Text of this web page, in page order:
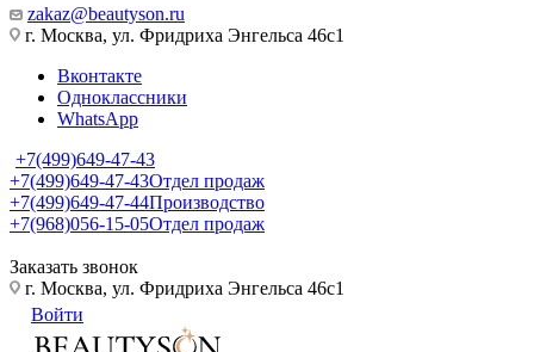
zakaz@beautyson.ru
г. Москва, ул. Фридриха Энгельса 46с1
Вконтакте
Одноклассники
WhatsApp
+7(499)649-47-43
+7(499)649-47-43Отдел продаж
+7(499)649-47-44Производство
+7(968)056-15-05Отдел продаж
Заказать звонок
г. Москва, ул. Фридриха Энгельса 46с1
Войти